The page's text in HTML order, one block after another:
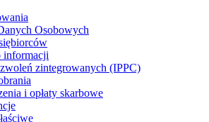
Osobowych
informacji
zintegrowanych (IPPC)
i opłaty skarbowe